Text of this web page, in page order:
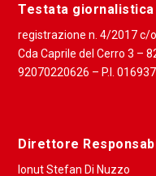
Testata giornalistica
registrazione n. 4/2017 c/
Cda Caprile del Cerro 3 –
92070220626 – P.I.
Direttore
Ionut Stefan Di Nuzzo